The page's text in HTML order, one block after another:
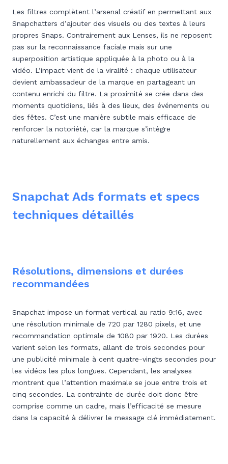
Les filtres complètent l’arsenal créatif en permettant aux
Snapchatters d’ajouter des visuels ou des textes à leurs
propres Snaps. Contrairement aux Lenses, ils ne reposent
pas sur la reconnaissance faciale mais sur une
superposition artistique appliquée à la photo ou à la
vidéo. L’impact vient de la viralité : chaque utilisateur
devient ambassadeur de la marque en partageant un
contenu enrichi du filtre. La proximité se crée dans des
moments quotidiens, liés à des lieux, des événements ou
des fêtes. C’est une manière subtile mais efficace de
renforcer la notoriété, car la marque s’intègre
naturellement aux échanges entre amis.
Snapchat Ads formats et specs
techniques détaillés
Résolutions, dimensions et durées
recommandées
Snapchat impose un format vertical au ratio 9:16, avec
une résolution minimale de 720 par 1280 pixels, et une
recommandation optimale de 1080 par 1920. Les durées
varient selon les formats, allant de trois secondes pour
une publicité minimale à cent quatre-vingts secondes pour
les vidéos les plus longues. Cependant, les analyses
montrent que l’attention maximale se joue entre trois et
cinq secondes. La contrainte de durée doit donc être
comprise comme un cadre, mais l’efficacité se mesure
dans la capacité à délivrer le message clé immédiatement.